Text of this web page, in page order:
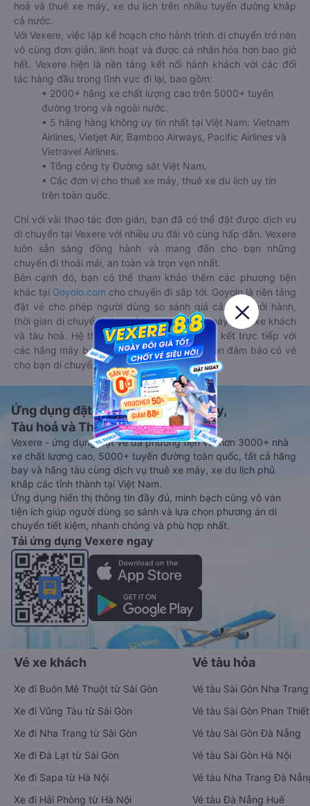
hoả và thuê xe máy, xe du lịch trên nhiều tuyến đường khắp
cả nước.
Với Vexere, việc lập kế hoạch cho hành trình di chuyển trở nên
vô cùng đơn giản, linh hoạt và được cá nhân hóa hơn bao giờ
hết. Vexere hiện là nền tảng kết nối hành khách với các đối
tác hàng đầu trong lĩnh vực đi lại, bao gồm:
• 2000+ hãng xe chất lượng cao trên 5000+ tuyến
đường trong và ngoài nước.
• 5 hãng hàng không uy tín nhất tại Việt Nam: Vietnam
Airlines, Vietjet Air, Bamboo Airways, Pacific Airlines và
Vietravel Airlines.
• Tổng công ty Đường sắt Việt Nam.
• Các đơn vị cho thuê xe máy, thuê xe du lịch uy tín
trên toàn quốc.
Chỉ với vài thao tác đơn giản, bạn đã có thể đặt được dịch vụ
di chuyển tại Vexere với nhiều ưu đãi vô cùng hấp dẫn. Vexere
luôn sẵn sàng đồng hành và mang đến cho bạn những
chuyến đi thoải mái, an toàn và trọn vẹn nhất.
Bên cạnh đó, bạn có thể tham khảo thêm các phương tiện
khác tại Goyolo.com cho chuyến đi sắp tới. Goyolo là nền tảng
đặt vé cho phép người dùng so sánh giá cả, giờ khởi hành,
thời gian di chuyển của nhiều phương tiện máy bay, xe khách
và tàu hoả. Hệ thống của Goyolo được liên kết trực tiếp với
các hãng máy bay, xe khách và tàu hoả, luôn đảm bảo có vé
cho bạn di chuyển.
Ứng dụng đặt vé Xe khách, Máy bay,
Tàu hoả và Thuê xe
Vexere - ứng dụng đặt vé đa phương tiện với hơn 3000+ nhà
xe chất lượng cao, 5000+ tuyến đường toàn quốc, tất cả hãng
bay và hãng tàu cùng dịch vụ thuê xe máy, xe du lịch phủ
khắp các tỉnh thành tại Việt Nam.
Ứng dụng hiển thị thông tin đầy đủ, minh bạch cùng vô vàn
tiện ích giúp người dùng so sánh và lựa chọn phương án di
chuyển tiết kiệm, nhanh chóng và phù hợp nhất.
Tải ứng dụng Vexere ngay
Vé xe khách
Xe đi Buôn Mê Thuột từ Sài Gòn
Xe đi Vũng Tàu từ Sài Gòn
Xe đi Nha Trang từ Sài Gòn
Xe đi Đà Lạt từ Sài Gòn
Xe đi Sapa từ Hà Nội
Xe đi Hải Phòng từ Hà Nội
Vé tàu hỏa
Vé tàu Sài Gòn Nha Trang
Vé tàu Sài Gòn Phan Thiết
Vé tàu Sài Gòn Đà Nẵng
Vé tàu Sài Gòn Hà Nội
Vé tàu Nha Trang Đà
Vé tàu Đà Nẵng Huế